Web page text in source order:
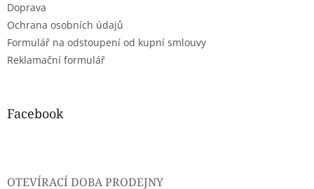
Doprava
Ochrana osobních údajů
Formulář na odstoupení od kupní smlouvy
Reklamační formulář
Facebook
OTEVÍRACÍ DOBA PRODEJNY